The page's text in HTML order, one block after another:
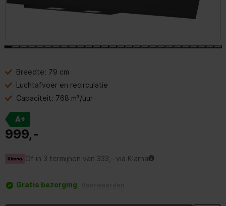
Breedte: 79 cm
Luchtafvoer en recirculatie
Capaciteit: 768 m³/uur
A+
999,-
Of in 3 termijnen van 333,- via Klarna
Gratis bezorging